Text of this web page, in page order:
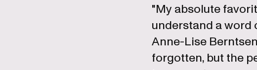
"My absolute
understand a word
Anne-Lise
forgotten, but the